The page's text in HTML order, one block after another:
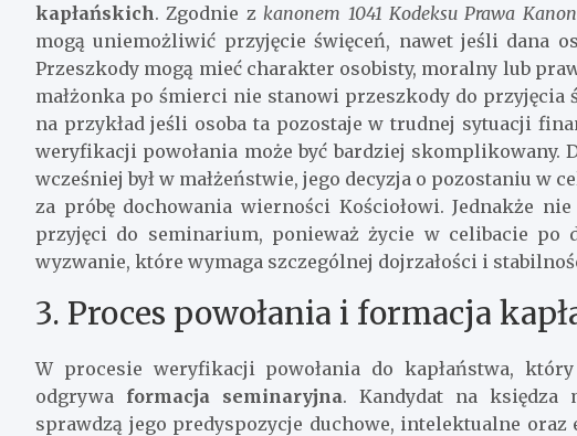
kapłańskich. Zgodnie z kanonem 1041 Kodeksu Prawa
mogą uniemożliwić przyjęcie święceń, nawet jeśli dana
Przeszkody mogą mieć charakter osobisty, moralny lub
małżonka po śmierci nie stanowi przeszkody do przyjęcia
na przykład jeśli osoba ta pozostaje w trudnej sytuacji
weryfikacji powołania może być bardziej skomplikowany.
wcześniej był w małżeństwie, jego decyzja o pozostaniu w
za próbę dochowania wierności Kościołowi. Jednakże
przyjęci do seminarium, ponieważ życie w celibacie po
wyzwanie, które wymaga szczególnej dojrzałości i
3. Proces powołania i formacja
W procesie weryfikacji powołania do kapłaństwa,
odgrywa formacja seminaryjna. Kandydat na księdza
sprawdzą jego predyspozycje duchowe, intelektualne